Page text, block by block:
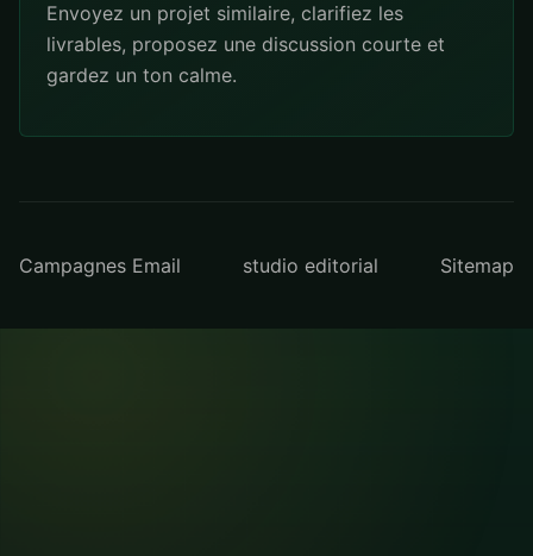
Envoyez un projet similaire, clarifiez les
livrables, proposez une discussion courte et
gardez un ton calme.
Campagnes Email studio editorial Sitemap